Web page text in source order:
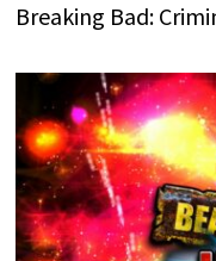
Breaking Bad: